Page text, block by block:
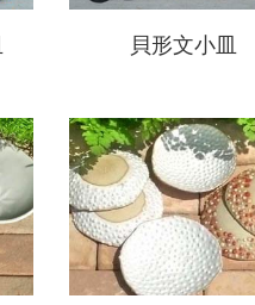
貝形文小皿